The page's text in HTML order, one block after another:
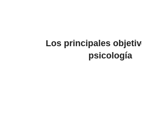
Los principales
psicología